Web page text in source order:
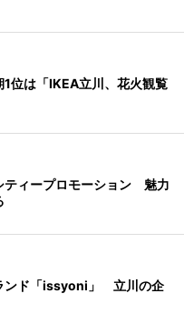
位は「IKEA立川、花火観覧
ティープロモーション 魅力
ンド「issyoni」 立川の企